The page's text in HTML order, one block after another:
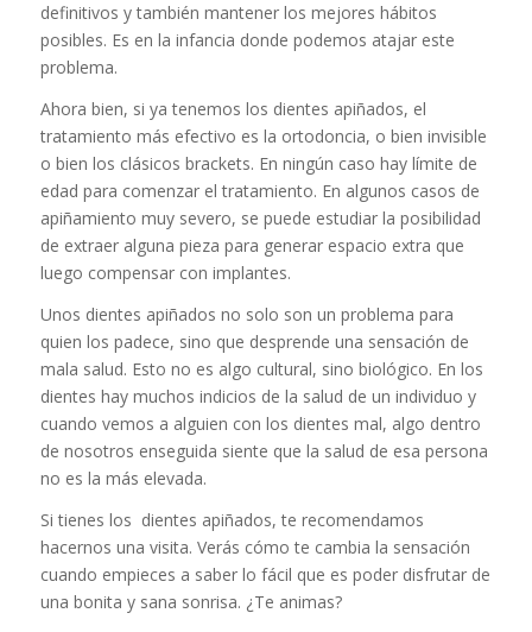
definitivos y también mantener los mejores hábitos
posibles. Es en la infancia donde podemos atajar este
problema.
Ahora bien, si ya tenemos los dientes apiñados, el
tratamiento más efectivo es la ortodoncia, o bien invisible
o bien los clásicos brackets. En ningún caso hay límite de
edad para comenzar el tratamiento. En algunos casos de
apiñamiento muy severo, se puede estudiar la posibilidad
de extraer alguna pieza para generar espacio extra que
luego compensar con implantes.
Unos dientes apiñados no solo son un problema para
quien los padece, sino que desprende una sensación de
mala salud. Esto no es algo cultural, sino biológico. En los
dientes hay muchos indicios de la salud de un individuo y
cuando vemos a alguien con los dientes mal, algo dentro
de nosotros enseguida siente que la salud de esa persona
no es la más elevada.
Si tienes los dientes apiñados, te recomendamos
hacernos una visita. Verás cómo te cambia la sensación
cuando empieces a saber lo fácil que es poder disfrutar de
una bonita y sana sonrisa. ¿Te animas?